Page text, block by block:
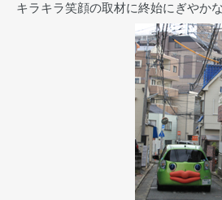
キラキラ笑顔の取材に終始にぎやか